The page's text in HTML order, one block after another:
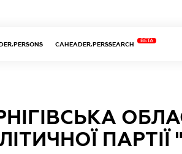
CAHEADER.PERSSEARCH
BETA